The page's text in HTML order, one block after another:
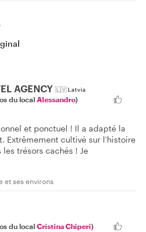
AGENCY 🇱🇻Latvia
du local Alessandro)
et ponctuel ! Il a adapté la
Extrêmement cultivé sur l'histoire
trésors cachés ! Je
et ses environs
du local Cristina Chiperi)